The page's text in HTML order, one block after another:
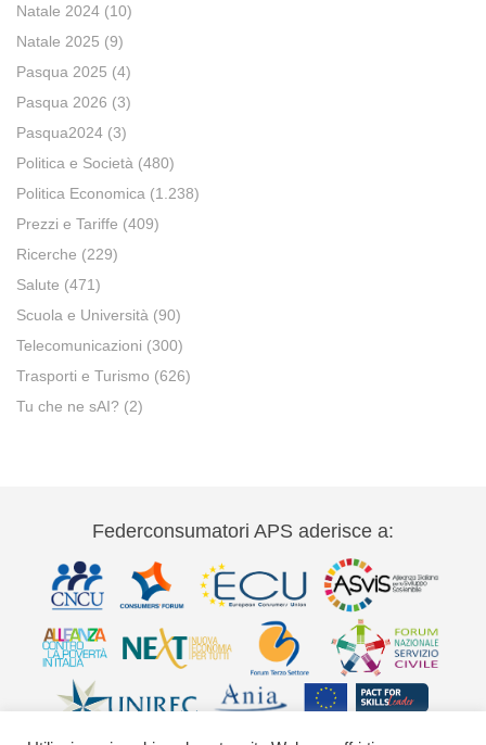
Natale 2024 (10)
Natale 2025 (9)
Pasqua 2025 (4)
Pasqua 2026 (3)
Pasqua2024 (3)
Politica e Società (480)
Politica Economica (1.238)
Prezzi e Tariffe (409)
Ricerche (229)
Salute (471)
Scuola e Università (90)
Telecomunicazioni (300)
Trasporti e Turismo (626)
Tu che ne sAI? (2)
Federconsumatori APS aderisce a: